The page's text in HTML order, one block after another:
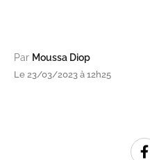
Par Moussa Diop
Le 23/03/2023 à 12h25